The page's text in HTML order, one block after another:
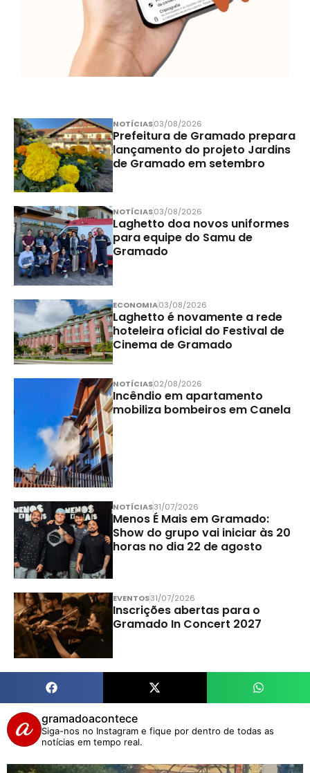
NOTÍCIAS03/08/2026
Prefeitura de Gramado prepara
lançamento do projeto Jardins
de Gramado em setembro
NOTÍCIAS03/08/2026
Laghetto doa novos uniformes
para equipe do Samu de
Gramado
ECONOMIA03/08/2026
Laghetto é novamente a rede
hoteleira oficial do Festival de
Cinema de Gramado
NOTÍCIAS02/08/2026
Incêndio em apartamento
mobiliza bombeiros em Canela
NOTÍCIAS31/07/2026
Menos É Mais em Gramado:
Show do grupo vai iniciar às 20
horas no dia 22 de agosto
EVENTOS31/07/2026
Inscrições abertas para o
Gramado In Concert 2027
gramadoacontece
Siga-nos no Instagram e fique por dentro de todas as
notícias em tempo real.